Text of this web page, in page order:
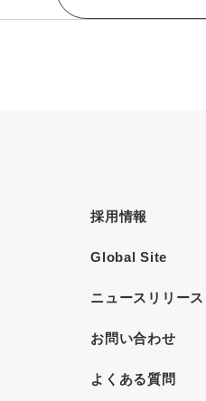
採用情報
Global Site
ニュースリリース
お問い合わせ
よくある質問